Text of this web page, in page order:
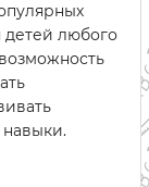
детей любого